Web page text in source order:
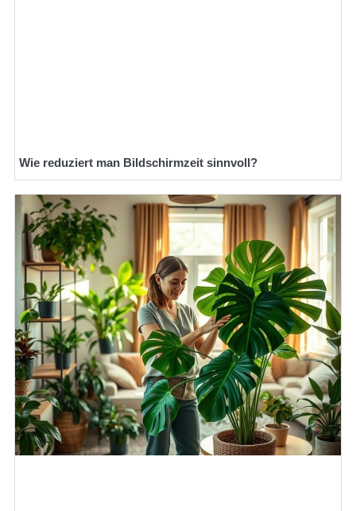
Wie reduziert man Bildschirmzeit sinnvoll?